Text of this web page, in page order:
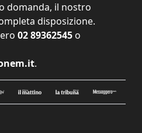
domanda, il nostro
disposizione.
02 89362545 o
.